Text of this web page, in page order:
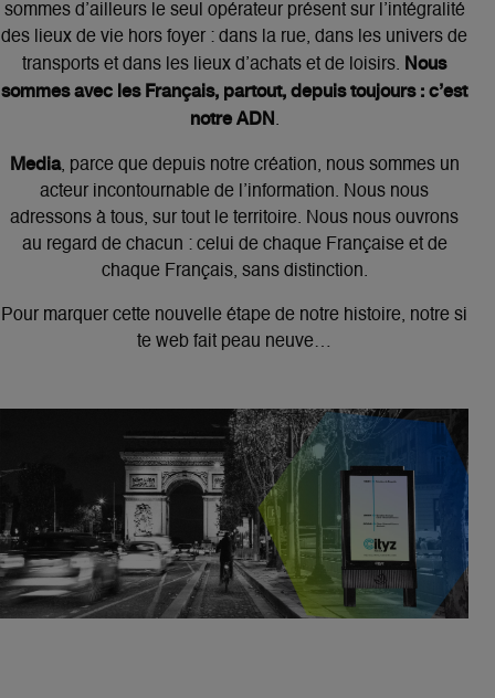
sommes d’ailleurs le seul opérateur présent sur l’intégralité
des lieux de vie hors foyer : dans la rue, dans les univers de
transports et dans les lieux d’achats et de loisirs. Nous
sommes avec les Français, partout, depuis toujours : c’est
notre ADN.
Media, parce que depuis notre création, nous sommes un
acteur incontournable de l’information. Nous nous
adressons à tous, sur tout le territoire. Nous nous ouvrons
au regard de chacun : celui de chaque Française et de
chaque Français, sans distinction.
Pour marquer cette nouvelle étape de notre histoire, notre si
te web fait peau neuve…